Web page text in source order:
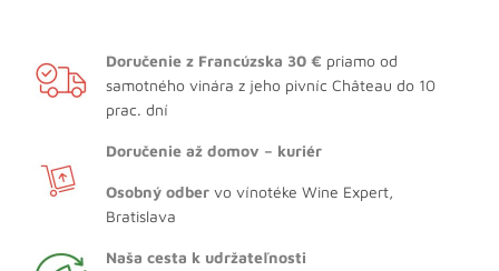
Doručenie z Francúzska 30 € priamo od
samotného vinára z jeho pivníc Château do 10
prac. dní
Doručenie až domov – kuriér
Osobný odber vo vínotéke Wine Expert,
Bratislava
Naša cesta k udržateľnosti